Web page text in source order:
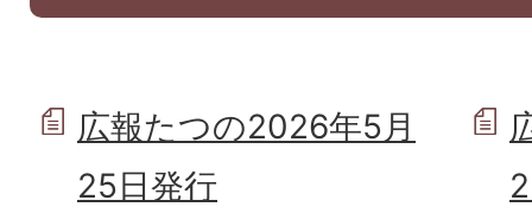
広報たつの2026年5月
25日発行